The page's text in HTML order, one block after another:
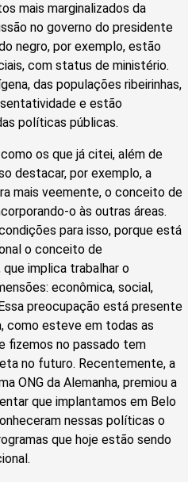
mais marginalizados da
no governo do presidente
negro, por exemplo, estão
com status de ministério.
das populações ribeirinhas,
e estão
políticas públicas.
os que já citei, além de
destacar, por exemplo, a
mais veemente, o conceito de
o às outras áreas.
para isso, porque está
o conceito de
implica trabalhar o
econômica, social,
preocupação está presente
como esteve em todas as
fizemos no passado tem
no futuro. Recentemente, a
ONG da Alemanha, premiou a
que implantamos em Belo
nessas políticas o
que hoje estão sendo